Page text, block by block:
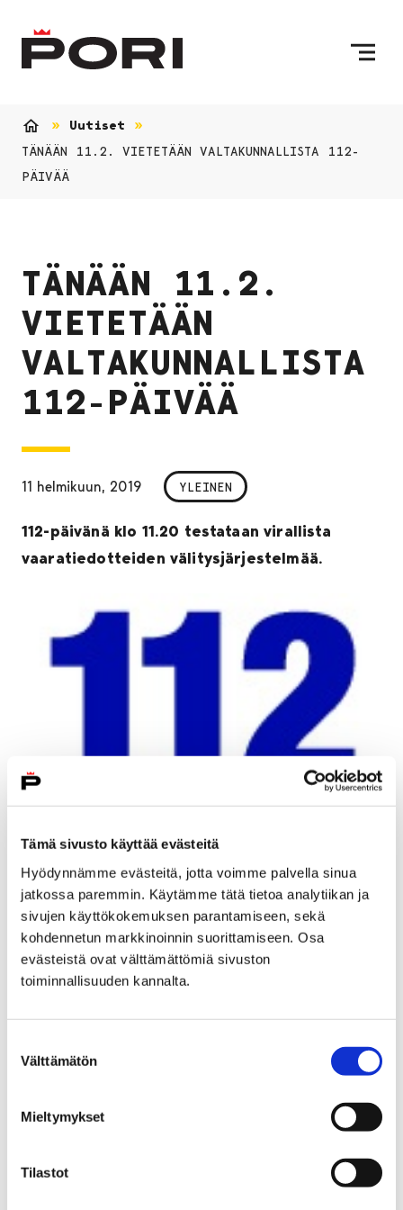
Tämä sivusto käyttää evästeitä
Hyödynnämme evästeitä, jotta voimme palvella sinua
jatkossa paremmin. Käytämme tätä tietoa analytiikan ja
sivujen käyttökokemuksen parantamiseen, sekä
kohdennetun markkinoinnin suorittamiseen. Osa
evästeistä ovat välttämättömiä sivuston
toiminnallisuuden kannalta.
valinta
Välttämätön
Mieltymykset
Tilastot
Uutiset
TÄNÄÄN 11.2. VIETETÄÄN VALTAKUNNALLISTA 112-
PÄIVÄÄ
TÄNÄÄN 11.2.
VIETETÄÄN
VALTAKUNNALLISTA
112-PÄIVÄÄ
11 helmikuun, 2019 YLEINEN
112-päivänä klo 11.20 testataan virallista
vaaratiedotteiden välitysjärjestelmää.
vaaratiedotteiden välitysjärjestelmää. Samalla
hätäkeskuslaitos lähettää testitiedotteen myös 112
Suomi -mobiilisovellukseen. Sovellukseen lähetetään
myös vaara ohi -tiedote klo 11.30.Satakunnan
pelastuslaitos ei tänä vuonna järjestä yleisesti 112-
päivän tapahtumia. Osalla alueen
sopimuspalokunnista on kuitenkin ohjelmaa 112-
Turvallista 112-päivää kaikille!